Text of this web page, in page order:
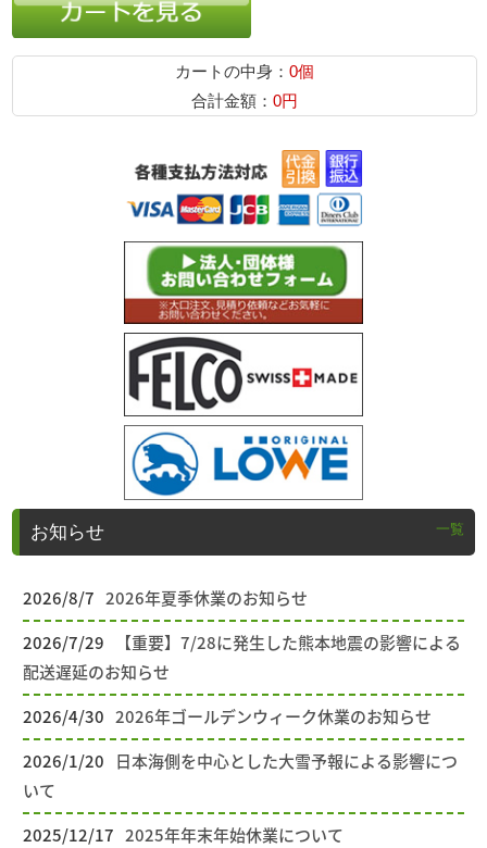
カートの中身： 0個
合計金額： 0円
お知らせ 一覧
2026/8/7 2026年夏季休業のお知らせ
2026/7/29
【重要】7/28に発生した熊本地震の影響による
配送遅延のお知らせ
2026/4/30 2026年ゴールデンウィーク休業のお知らせ
2026/1/20
日本海側を中心とした大雪予報による影響につ
いて
2025/12/17 2025年年末年始休業について